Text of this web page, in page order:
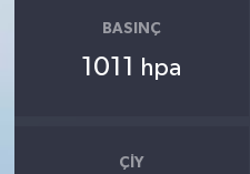
BASINÇ
1011 hpa
ÇIY